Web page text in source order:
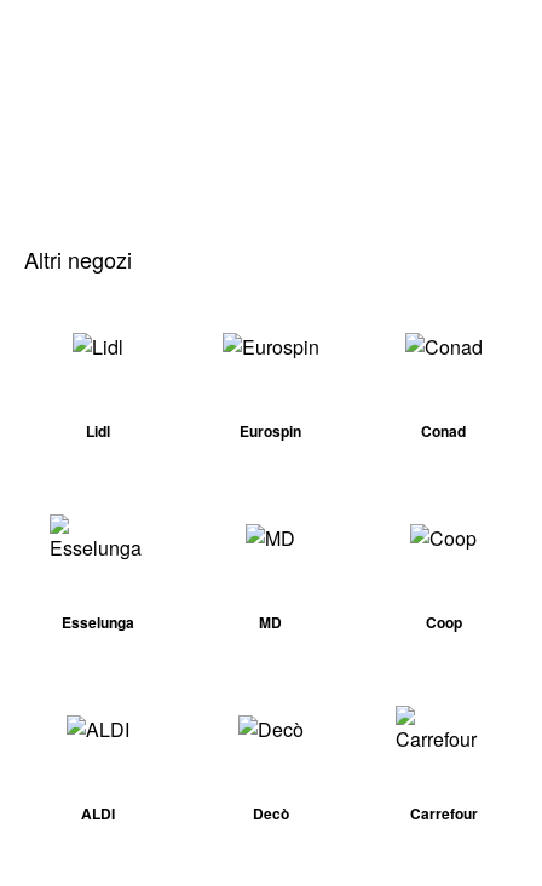
Altri negozi
Lidl Eurospin Conad
Esselunga MD Coop
ALDI Decò Carrefour